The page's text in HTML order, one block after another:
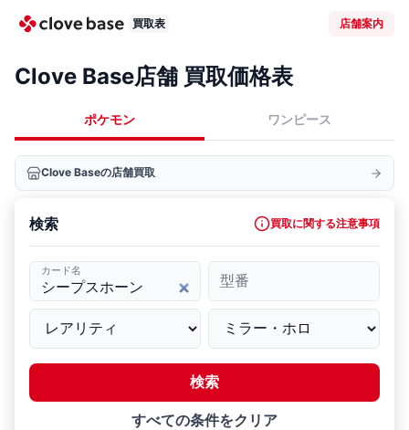
買取表 店舗案内
Clove Base店舗 買取価格表
ポケモン ワンピース
Clove Baseの店舗買取
検索 買取に関する注意事項
カード名
型番
検索
すべての条件をクリア